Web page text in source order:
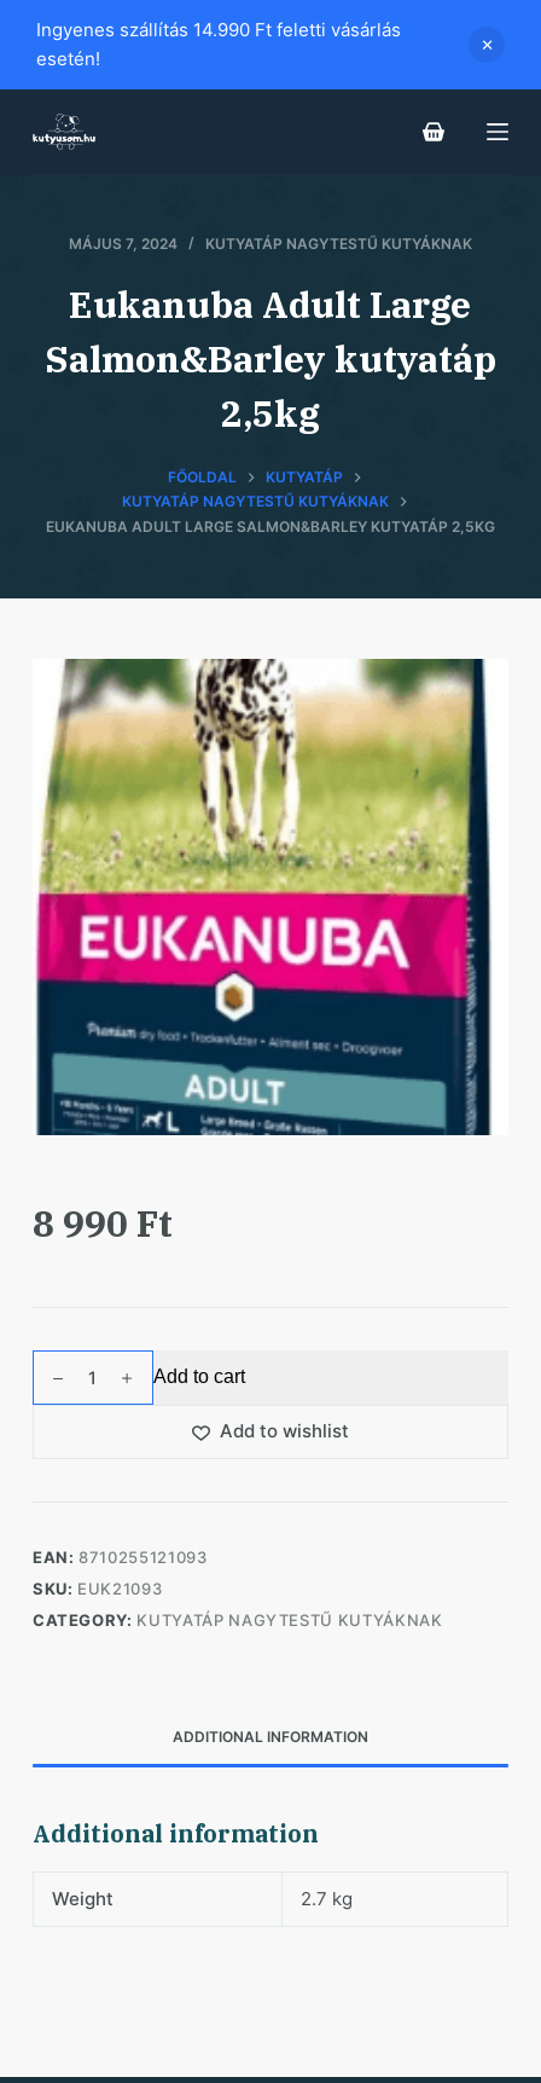
i
Ingyenes szállítás 14.990 Ft feletti vásárlás
esetén!
MÁJUS 7, 2024 KUTYATÁP NAGYTESTŰ KUTYÁKNAK
Eukanuba Adult Large
Salmon&Barley kutyatáp
2,5kg
FŐOLDAL
KUTYATÁP
KUTYATÁP NAGYTESTŰ KUTYÁKNAK
EUKANUBA ADULT LARGE SALMON&BARLEY KUTYATÁP 2,5KG
8 990 Ft
Add to cart
Add to wishlist
EAN:8710255121093
SKU: EUK21093
CATEGORY: KUTYATÁP NAGYTESTŰ KUTYÁKNAK
ADDITIONAL INFORMATION
Additional information
Weight 2.7 kg